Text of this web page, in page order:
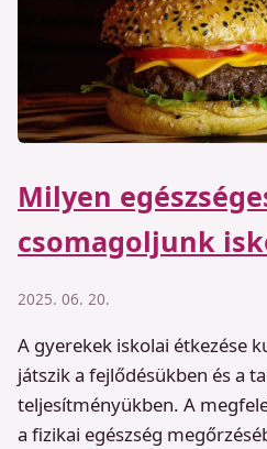
Milyen
csomagoljunk
2025. 06. 20.
A gyerekek iskolai étkezése
játszik a fejlődésükben és a
teljesítményükben. A
a fizikai egészség